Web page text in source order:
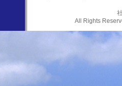
All Rights